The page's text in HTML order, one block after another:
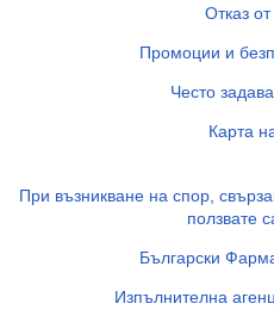
Отказ
Промоции и
Често
Карта
При възникване на спор,
ползвате
Български
Изпълнителна